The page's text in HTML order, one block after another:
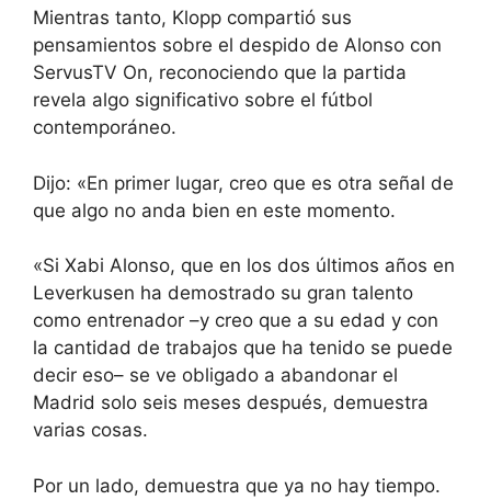
Mientras tanto, Klopp compartió sus
pensamientos sobre el despido de Alonso con
ServusTV On, reconociendo que la partida
revela algo significativo sobre el fútbol
contemporáneo.
Dijo: «En primer lugar, creo que es otra señal de
que algo no anda bien en este momento.
«Si Xabi Alonso, que en los dos últimos años en
Leverkusen ha demostrado su gran talento
como entrenador –y creo que a su edad y con
la cantidad de trabajos que ha tenido se puede
decir eso– se ve obligado a abandonar el
Madrid solo seis meses después, demuestra
varias cosas.
Por un lado, demuestra que ya no hay tiempo.